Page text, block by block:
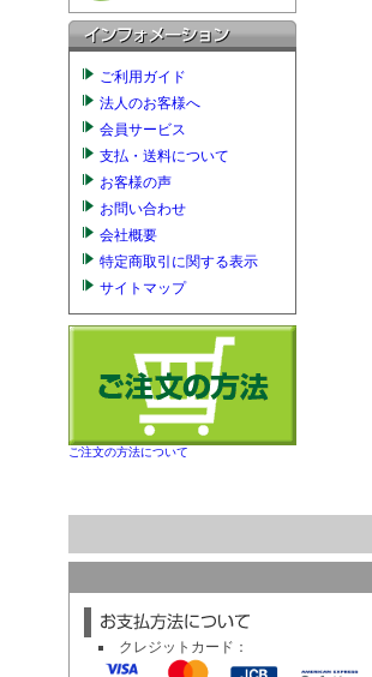
ご利用ガイド
法人のお客様へ
会員サービス
支払・送料について
お客様の声
お問い合わせ
会社概要
特定商取引に関する表示
サイトマップ
ご注文の方法について
クレジットカード：